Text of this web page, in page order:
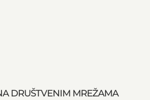
DRUŠTVENIM MREŽAMA